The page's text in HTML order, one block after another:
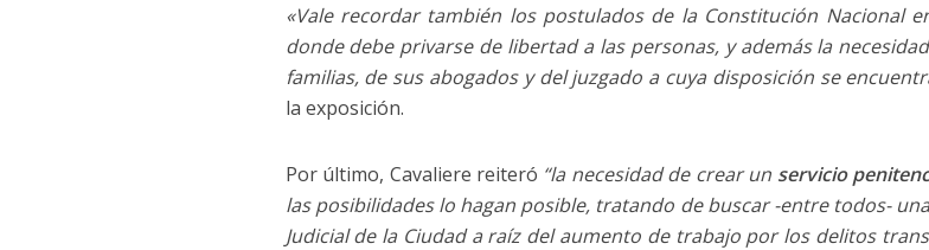
«Vale recordar también los postulados de la Constitución Nacional
donde debe privarse de libertad a las personas, y además la
familias, de sus abogados y del juzgado a cuya disposición se
la exposición.
Por último, Cavaliere reiteró “la necesidad de crear un servicio
las posibilidades lo hagan posible, tratando de buscar -entre todos-
Judicial de la Ciudad a raíz del aumento de trabajo por los delitos